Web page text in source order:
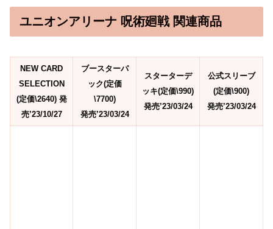
ユニオンアリーナ 呪術廻戦 関連商品
NEW CARD
SELECTION
(定価\2640) 発
売’23/10/27
ブースターパ
ック(定価
\7700)
発売’23/03/24
スターターデ
ッキ(定価\990)
発売’23/03/24
公式スリーブ
(定価\900)
発売’23/03/24